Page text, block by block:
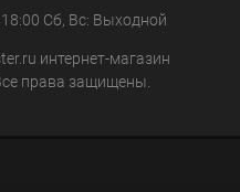
Сб, Вс: Выходной
интернет-магазин
права защищены.